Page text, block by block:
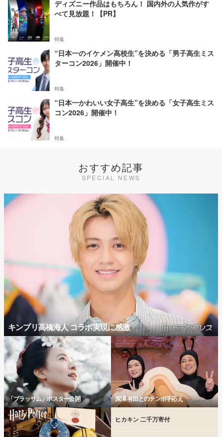
ディズニー作品はもちろん！ 国内外の人気作がす
べて見放題！【PR】
特集
“日本一のイケメン高校生”を決める「男子高生ミス
ターコン2026」開催中！
特集
“日本一かわいい女子高生”を決める「女子高生ミス
コン2026」開催中！
特集
おすすめ記事
SPECIAL NEWS
キンプリ高橋海人 コラボ実現に感激
「ブラッサム」ポスター公開 深澤 有田とのテンポ手応え
ヒカキン 二千万寄付